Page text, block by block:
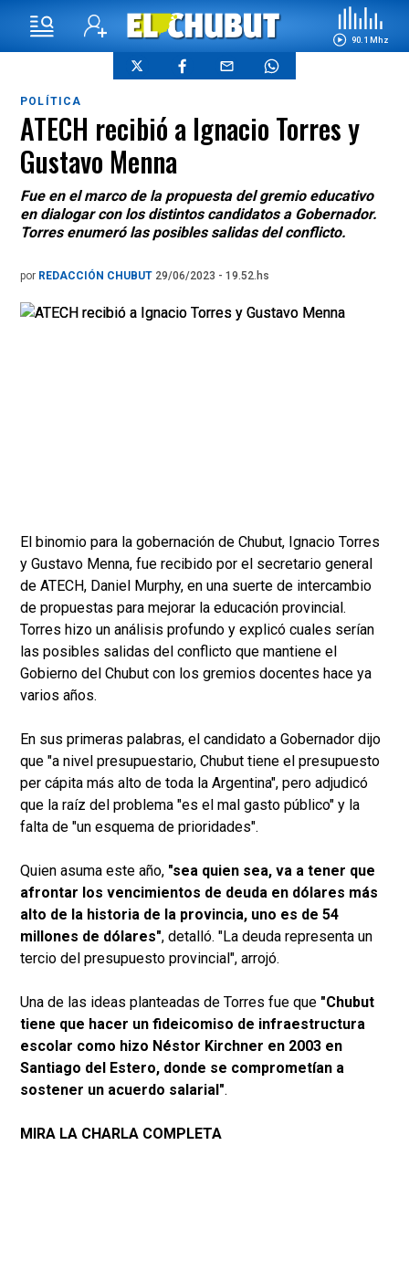
90.1 Mhz
POLÍTICA
ATECH recibió a Ignacio Torres y
Gustavo Menna
Fue en el marco de la propuesta del gremio educativo
en dialogar con los distintos candidatos a Gobernador.
Torres enumeró las posibles salidas del conflicto.
por REDACCIÓN CHUBUT 29/06/2023 - 19.52.hs
El binomio para la gobernación de Chubut, Ignacio Torres
y Gustavo Menna, fue recibido por el secretario general
de ATECH, Daniel Murphy, en una suerte de intercambio
de propuestas para mejorar la educación provincial.
Torres hizo un análisis profundo y explicó cuales serían
las posibles salidas del conflicto que mantiene el
Gobierno del Chubut con los gremios docentes hace ya
varios años.
En sus primeras palabras, el candidato a Gobernador dijo
que "a nivel presupuestario, Chubut tiene el presupuesto
per cápita más alto de toda la Argentina", pero adjudicó
que la raíz del problema "es el mal gasto público" y la
falta de "un esquema de prioridades".
Quien asuma este año, "sea quien sea, va a tener que
afrontar los vencimientos de deuda en dólares más
alto de la historia de la provincia, uno es de 54
millones de dólares", detalló. "La deuda representa un
tercio del presupuesto provincial", arrojó.
Una de las ideas planteadas de Torres fue que "Chubut
tiene que hacer un fideicomiso de infraestructura
escolar como hizo Néstor Kirchner en 2003 en
Santiago del Estero, donde se comprometían a
sostener un acuerdo salarial".
MIRA LA CHARLA COMPLETA